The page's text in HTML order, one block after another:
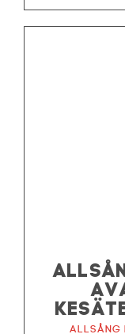
Allsång